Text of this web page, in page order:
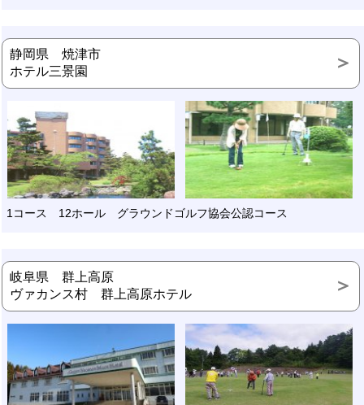
静岡県 焼津市
ホテル三景園
1コース 12ホール グラウンドゴルフ協会公認コース
岐阜県 群上高原
ヴァカンス村 群上高原ホテル